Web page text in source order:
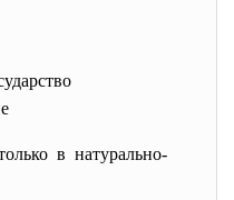
в натурально-